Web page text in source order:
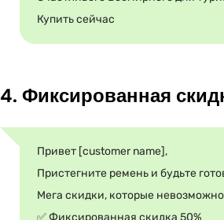
Купить сейчас
4. Фиксированная
Привет [customer name],
Пристегните ремень и будьте
Мега скидки, которые
✅ Фиксированная скидка 50%